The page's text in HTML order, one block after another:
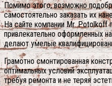
Помимо этого, возможно
самостоятельно заказать их
На сайте компании Mr. Potolkoff
привлекательно оформленных
делают умелые
Грамотно смонтированная
оптимальных условий
требуя ремонта и не теряя